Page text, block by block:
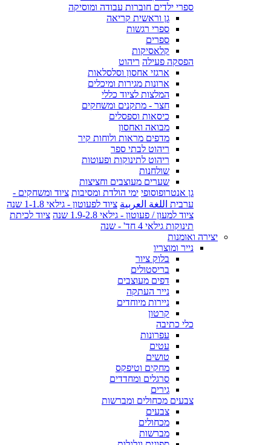
ספרי ילדים חוברות עבודה ומוסיקה
גן וראשית קריאה
ספרי רגשות
ספרים
קלאסיקות
הפסקה פעילה ריהוט
ארגזי אחסון וסלסלאות
ארונות מגירות ומיכלים
המלצות לציוד כללי
חצר - מתקנים ומשחקים
כיסאות וספסלים
מבואה ואחסון
מדפים מראות ולוחות קיר
ריהוט לבתי ספר
ריהוט לתינוקות ופעוטות
שולחנות
שערים מעוצבים וחציצות
גן אנטרופוסופי ימי הולדת ומסיבות ציוד ומשחקים -
ערבית اللغة العربية ציוד לפעוטון - גילאי 1-1.8 שנה
ציוד למעון / פעוטון - גילאי 1.9-2.8 שנה
ציוד לכיתת
תינוקות גילאי 4 חד' - שנה
יצירה ואומנות
נייר ומוצריו
בלוק ציור
בריסטולים
דפים מעוצבים
נייר העתקה
ניירות מיוחדים
קרטון
כלי כתיבה
עפרונות
עטים
טושים
מחקים וטיפקס
סרגלים ומחדדים
גירים
צבעים מכחולים ומברשות
צבעים
מכחולים
מברשות